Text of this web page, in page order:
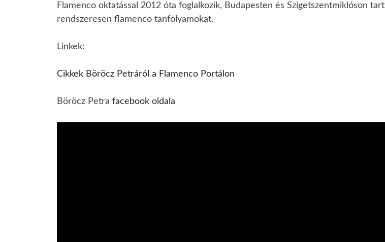
Flamenco oktatással 2012 óta foglalkozik, Budapesten és Szigetszentmiklóson tart
rendszeresen flamenco tanfolyamokat.
Linkek:
Cikkek Böröcz Petráról a Flamenco Portálon
Böröcz Petra facebook oldala